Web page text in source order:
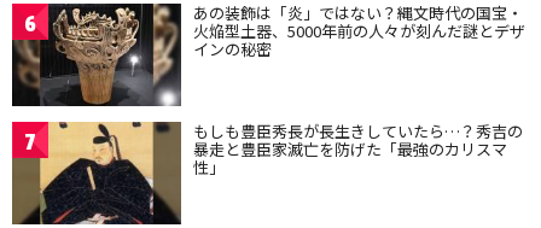
6 あの装飾は「炎」ではない？縄文時代の国宝・
火焔型土器、5000年前の人々が刻んだ謎とデザ
インの秘密
7 もしも豊臣秀長が長生きしていたら…？秀吉の
暴走と豊臣家滅亡を防げた「最強のカリスマ
性」